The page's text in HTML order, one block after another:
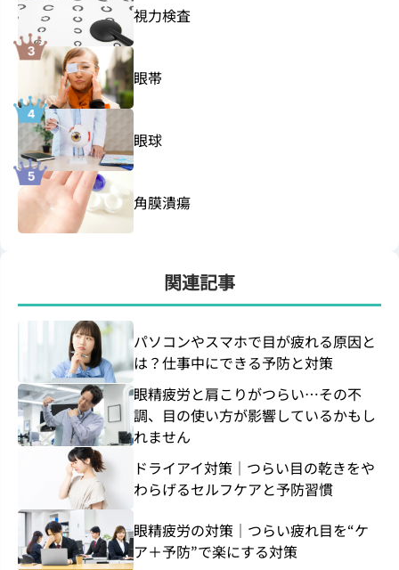
視力検査
眼帯
眼球
角膜潰瘍
関連記事
パソコンやスマホで目が疲れる原因と
は？仕事中にできる予防と対策
眼精疲労と肩こりがつらい…その不
調、目の使い方が影響しているかもし
れません
ドライアイ対策｜つらい目の乾きをや
わらげるセルフケアと予防習慣
眼精疲労の対策｜つらい疲れ目を“ケ
ア＋予防”で楽にする対策